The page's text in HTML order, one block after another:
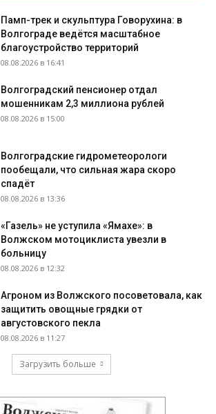
Памп-трек и скульптура Говорухина: в
Волгограде ведётся масштабное
благоустройство территорий
08.08.2026 в 16:41
Волгоградский пенсионер отдал
мошенникам 2,3 миллиона рублей
08.08.2026 в 15:00
Волгоградские гидрометеорологи
пообещали, что сильная жара скоро
спадёт
08.08.2026 в 13:36
«Газель» не уступила «Ямахе»: в
Волжском мотоциклиста увезли в
больницу
08.08.2026 в 12:32
Агроном из Волжского посоветовала, как
защитить овощные грядки от
августовского пекла
08.08.2026 в 11:27
Загрузить больше